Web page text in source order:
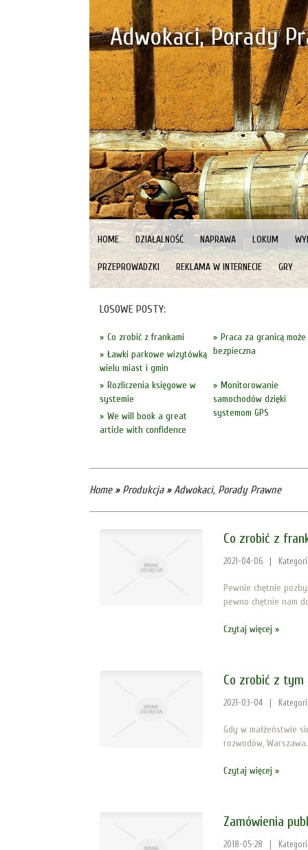
HOME DZIAŁALNOŚĆ NAPRAWA LOKUM
PRZEPROWADZKI REKLAMA W INTERNECIE GRY
Adwokaci, Porady
LOSOWE POSTY:
Praca za granicą
bezpieczna
Co zrobić z frankami
Ławki parkowe wizytówką
wielu miast i gmin
Rozliczenia księgowe w
systemie
Monitorowanie
samochodów dzięki
systemom GPS
We will book a great
article with confidence
Home» Produkcja» Adwokaci, Porady Prawne
Co zrobić z
2021-04-06
Pewnie chętnie
pewno chętnie nam
Czytaj więcej »
Co zrobić z tym
2021-03-04
Gdy w małżeństwie
rozwodów,
Czytaj więcej »
Zamówienia
2018-05-28